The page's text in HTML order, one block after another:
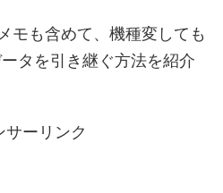
モも含めて、機種変しても
タを引き継ぐ方法を紹介
サーリンク